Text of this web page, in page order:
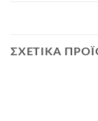
ΣΧΕΤΙΚΆ